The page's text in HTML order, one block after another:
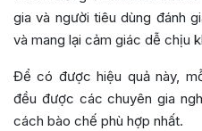
gia và người tiêu dùng đánh
và mang lại cảm giác dễ chịu
Để có được hiệu quả này,
đều được các chuyên gia
cách bào chế phù hợp nhất.